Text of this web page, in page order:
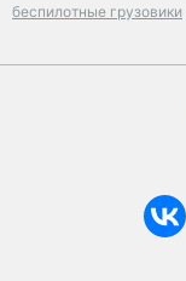
беспилотные грузовики